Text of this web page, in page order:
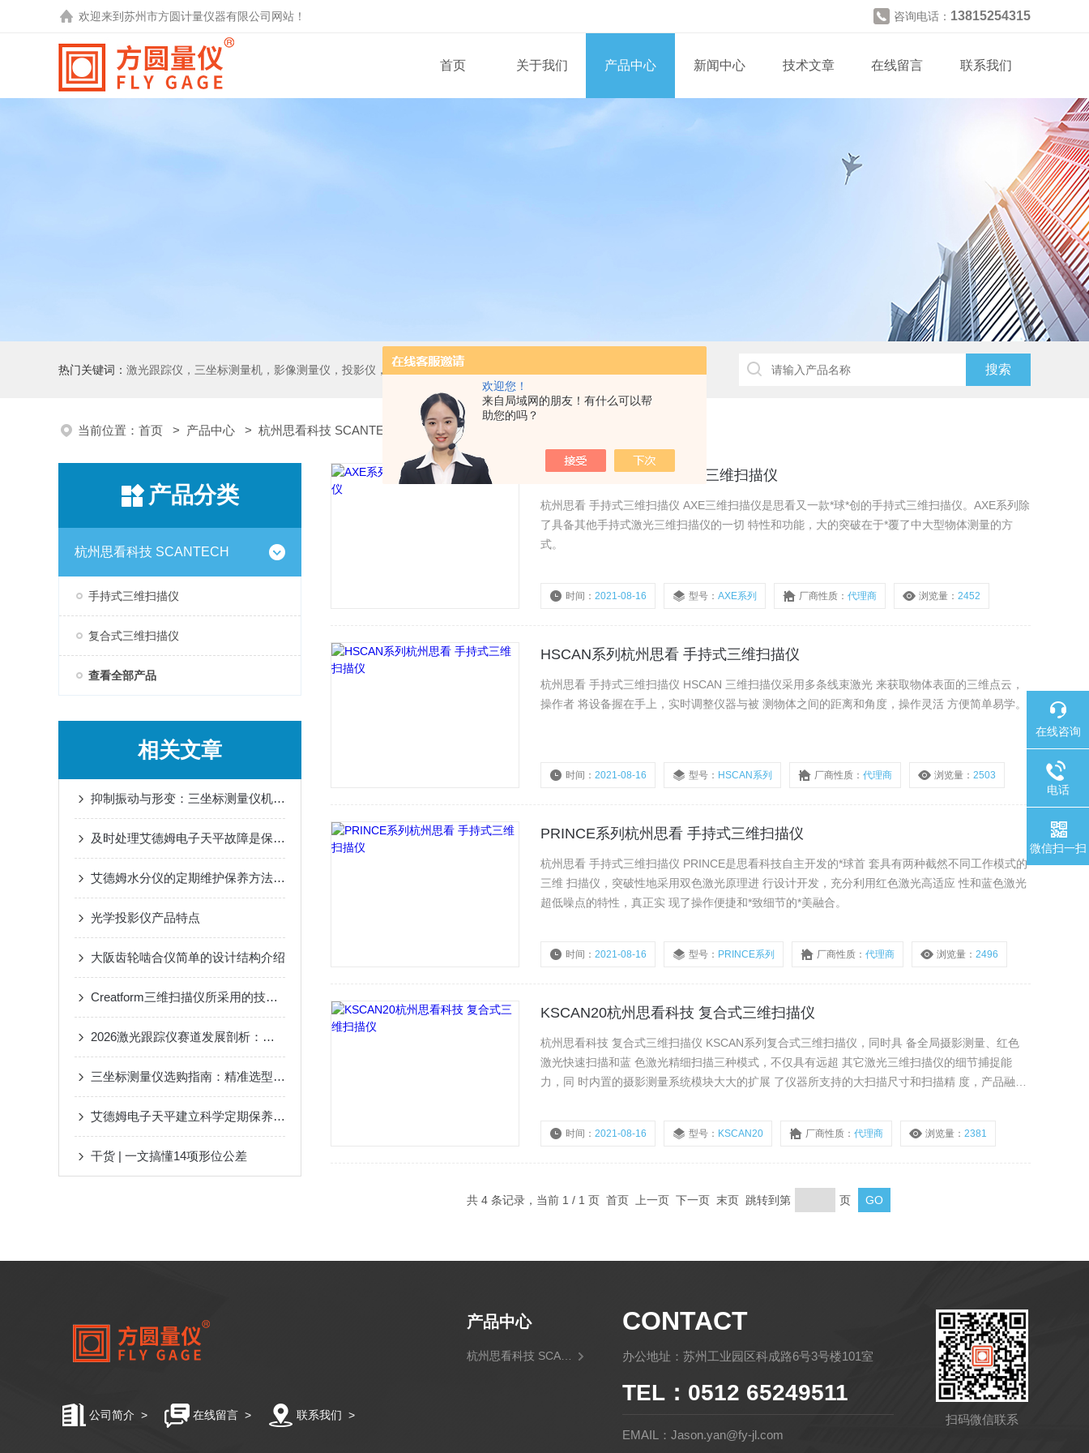
欢迎您！
来自局域网的朋友！有什么可以帮
助您的吗？
欢迎来到 苏州市方圆计量仪器有限公司 网站！ 咨询电话： 13815254315
首页 关于我们 产品中心 新闻中心 技术文章 在线留言 联系我们
热门关键词： 激光跟踪仪，三坐标测量机，影像测量仪，投影仪，工具显微镜，粗糙度仪、轮廓仪，圆度圆柱度仪，齿轮啮合仪，齿轮检测中心，测高仪，测长仪，激光测径仪，气动量仪，通用量具，硬度计，光谱分析仪，万能试验机，金相设备，内窥镜，无损检测，环境试验，表面涂装检测等精密仪器
当前位置： 首页 > 产品中心 > 杭州思看科技 SCANTECH
产品分类
杭州思看科技 SCANTECH
手持式三维扫描仪
复合式三维扫描仪
查看全部产品
相关文章
抑制振动与形变：三坐标测量仪机械结构优化的工程原理
及时处理艾德姆电子天平故障是保障数据可靠性的关键
艾德姆水分仪的定期维护保养方法分享
光学投影仪产品特点
大阪齿轮啮合仪简单的设计结构介绍
Creatform三维扫描仪所采用的技术及功能特点介绍
2026激光跟踪仪赛道发展剖析：从产能扩张到技术创新价值重构
三坐标测量仪选购指南：精准选型，认准苏州方圆计量
艾德姆电子天平建立科学定期保养机制的重要性分享
干货 | 一文搞懂14项形位公差
AXE系列杭州思看 手持式三维扫描仪
杭州思看 手持式三维扫描仪 AXE三维扫描仪是思看又一款*球*创的手持式三维扫描仪。AXE系列除
了具备其他手持式激光三维扫描仪的一切 特性和功能，大的突破在于*覆了中大型物体测量的方
式。
时间：2021-08-16 型号：AXE系列 厂商性质：代理商 浏览量：2452
HSCAN系列杭州思看 手持式三维扫描仪
杭州思看 手持式三维扫描仪 HSCAN 三维扫描仪采用多条线束激光 来获取物体表面的三维点云，
操作者 将设备握在手上，实时调整仪器与被 测物体之间的距离和角度，操作灵活 方便简单易学。
时间：2021-08-16 型号： HSCAN系列 厂商性质：代理商 浏览量：2503
PRINCE系列杭州思看 手持式三维扫描仪
杭州思看 手持式三维扫描仪 PRINCE是思看科技自主开发的*球首 套具有两种截然不同工作模式的
三维 扫描仪，突破性地采用双色激光原理进 行设计开发，充分利用红色激光高适应 性和蓝色激光
超低噪点的特性，真正实 现了操作便捷和*致细节的*美融合。
时间：2021-08-16 型号： PRINCE系列 厂商性质：代理商 浏览量：2496
KSCAN20杭州思看科技 复合式三维扫描仪
杭州思看科技 复合式三维扫描仪 KSCAN系列复合式三维扫描仪，同时具 备全局摄影测量、红色
激光快速扫描和蓝 色激光精细扫描三种模式，不仅具有远超 其它激光三维扫描仪的细节捕捉能
力，同 时内置的摄影测量系统模块大大的扩展 了仪器所支持的大扫描尺寸和扫描精 度，产品融合
时间：2021-08-16 型号： KSCAN20 厂商性质：代理商 浏览量：2381
共 4 条记录，当前 1 / 1 页 首页 上一页 下一页 末页 跳转到第 页
公司简介 > 在线留言 > 联系我们 >
产品中心 CONTACT
办公地址：苏州工业园区科成路6号3号楼101室
TEL：0512 65249511
EMAIL：Jason.yan@fy-jl.com
扫码微信联系
在线咨询
电话
微信扫一扫